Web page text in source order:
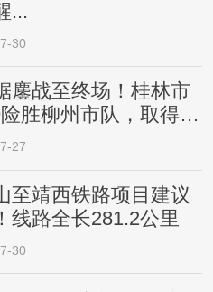
...
30
鏖战至终场！桂林市
胜柳州市队，取得四
27
至靖西铁路项目建议
线路全长281.2公里
30